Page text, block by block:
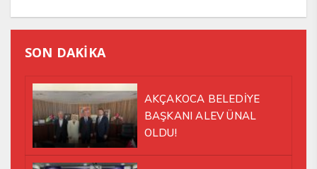
SON DAKİKA
AKÇAKOCA BELEDİYE
BAŞKANI ALEV ÜNAL
OLDU!